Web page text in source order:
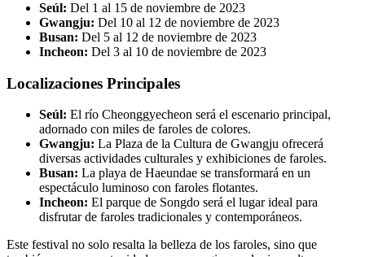
Seúl: Del 1 al 15 de noviembre de 2023
Gwangju: Del 10 al 12 de noviembre de 2023
Busan: Del 5 al 12 de noviembre de 2023
Incheon: Del 3 al 10 de noviembre de 2023
Localizaciones Principales
Seúl: El río Cheonggyecheon será el escenario principal,
adornado con miles de faroles de colores.
Gwangju: La Plaza de la Cultura de Gwangju ofrecerá
diversas actividades culturales y exhibiciones de faroles.
Busan: La playa de Haeundae se transformará en un
espectáculo luminoso con faroles flotantes.
Incheon: El parque de Songdo será el lugar ideal para
disfrutar de faroles tradicionales y contemporáneos.
Este festival no solo resalta la belleza de los faroles, sino que